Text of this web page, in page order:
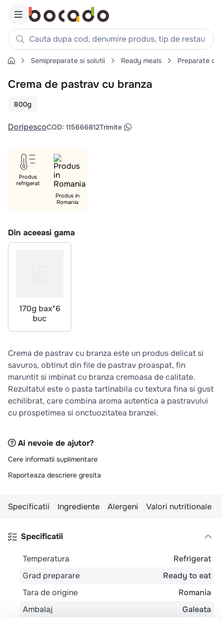
Cauta dupa cod, denumire produs, tip de restaurant,
Căutări populare
1. cartofi
. piept pui
4. chifle
coaste
ceafa
10
Semipreparate si solutii Ready meals Preparate
Crema de pastrav cu branza
800g
DoripescoCOD: 115666812Trimite
Produs
refrigerat
Produs in
Romania
Din aceeasi gama
170g bax*6
buc
Crema de pastrav cu branza este un produs delicat si
savuros, obtinut din file de pastrav proaspat, fin
maruntit si imbinat cu branza cremoasa de calitate.
Rezultatul este o pasta tartinabila cu textura fina si gust
echilibrat, care combina aroma autentica a pastravului
cu prospetimea si onctuozitatea branzei.
Ai nevoie de ajutor?
Cere informatii suplimentare
Raporteaza descriere gresita
Specificatii Ingrediente Alergeni Valori nutritionale
Specificatii
Temperatura
Refrigerat
Grad preparare
Ready to eat
Tara de origine
Romania
Ambalaj
Galeata